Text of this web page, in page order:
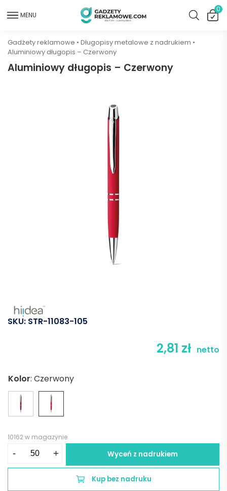
MENU
0
Gadżety reklamowe • Długopisy metalowe z nadrukiem •
Aluminiowy długopis – Czerwony
Aluminiowy długopis – Czerwony
SKU: STR-11083-105
2,81 zł netto
Kolor: Czerwony
10162 w magazynie
- + Wyceń z nadrukiem
Kup bez nadruku